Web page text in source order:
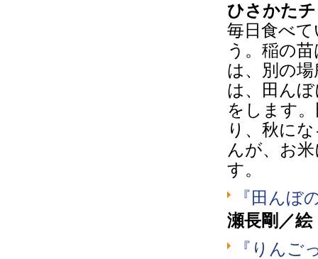
ひさかた
毎日食べ
う。稲の
は、別の
は、田ん
をします
り、秋に
んが、お
す。
『田ん
瀬長剛／
『りんご